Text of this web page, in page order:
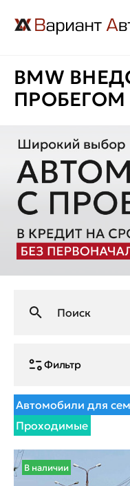
BMW
ПРОБЕГОМ
Фильтр
Автомобили для
Проходимые
В наличии